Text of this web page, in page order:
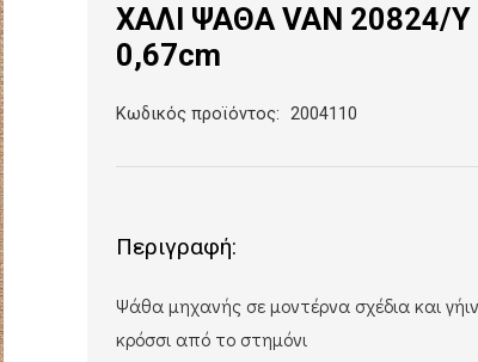
ΧΑΛΙ ΨΑΘΑ VAN 20824/
0,67cm
Κωδικός προϊόντος: 2004110
Περιγραφή:
Ψάθα μηχανής σε μοντέρνα σχέδια και
κρόσσι από το στημόνι